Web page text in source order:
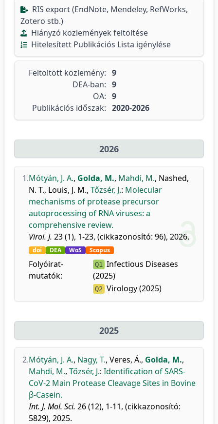
RIS export (EndNote, Mendeley, RefWorks,
Zotero stb.)
Hiányzó közlemények feltöltése
Hitelesített Publikációs Lista igénylése
Feltöltött közlemény: 9
DEA-ban: 9
OA: 9
Publikációs időszak: 2020-2026
2026
1.Mótyán, J. A., Golda, M., Mahdi, M., Nashed,
N. T., Louis, J. M., Tőzsér, J.: Molecular
mechanisms of protease precursor
autoprocessing of RNA viruses: a
comprehensive review.
Virol. J. 23 (1), 1-23, (cikkazonosító: 96), 2026.
doi DEA WoS Scopus
Folyóirat-
mutatók:
Q1 Infectious Diseases
(2025)
Q2 Virology (2025)
2025
2.Mótyán, J. A., Nagy, T., Veres, Á., Golda, M.,
Mahdi, M., Tőzsér, J.: Identification of SARS-
CoV-2 Main Protease Cleavage Sites in Bovine
β-Casein.
Int. J. Mol. Sci. 26 (12), 1-11, (cikkazonosító:
5829), 2025.